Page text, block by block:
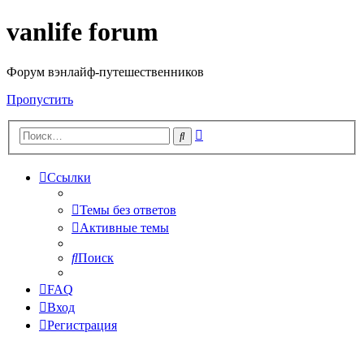
vanlife forum
Форум вэнлайф-путешественников
Пропустить
Поиск
Ссылки
Темы без ответов
Активные темы
Поиск
FAQ
Вход
Регистрация